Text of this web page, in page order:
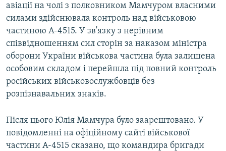
авіації на чолі з полковником Мамчуром власними
силами здійснювала контроль над військовою
частиною А-4515. У зв'язку з нерівним
співвідношенням сил сторін за наказом міністра
оборони України військова частина була залишена
особовим складом і перейшла під повний контроль
російських військовослужбовців без
розпізнавальних знаків.
Після цього Юлія Мамчура було заарештовано. У
повідомленні на офіційному сайті військової
частини А-4515 сказано, що командира бригади